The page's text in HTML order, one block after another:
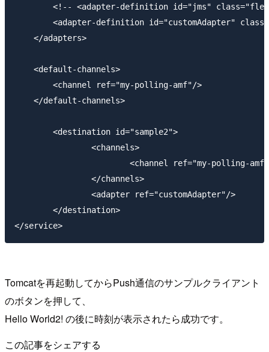
<!-- <adapter-definition id="jms"
<adapter-definition id="customAdapter"
    </adapters>
    <default-channels>
        <channel ref="my-polling-amf"/>
    </default-channels>
</service>
Tomcatを再起動してからPush通信のサンプルクライアント
のボタンを押して、
Hello World2! の後に時刻が表示されたら成功です。
この記事をシェアする